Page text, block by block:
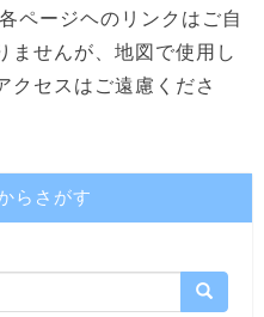
ページヘのリンクはご自
ませんが、地図で使用し
クセスはご遠慮くださ
らさがす